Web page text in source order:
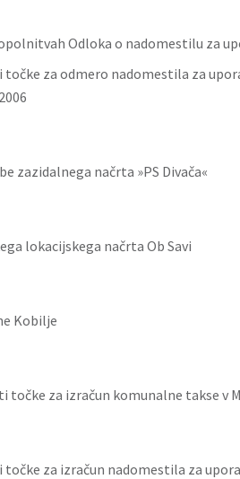
Odloka o nadomestilu za
za odmero nadomestila za
zazidalnega načrta »PS Divača«
lokacijskega načrta Ob Savi
Kobilje
točke za izračun komunalne takse v
za izračun nadomestila za